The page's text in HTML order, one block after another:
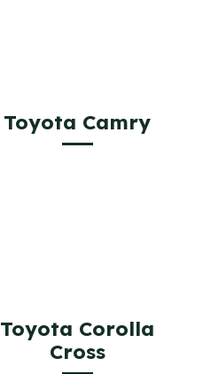
Toyota Camry
Toyota Corolla
Cross